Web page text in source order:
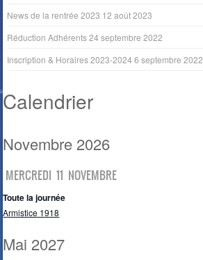
News de la rentrée 2023 12 août 2023
Réduction Adhérents 24 septembre 2022
Inscription & Horaires 2023-2024 6 septembre 2022
Calendrier
Novembre 2026
MERCREDI 11 NOVEMBRE
Toute la journée
Armistice 1918
Mai 2027